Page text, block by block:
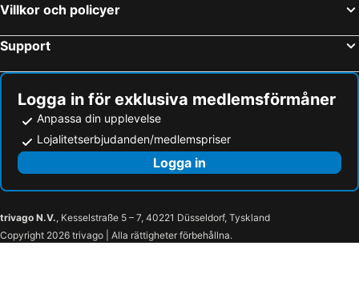
Villkor och policyer
Support
Logga in för exklusiva medlemsförmåner
Anpassa din upplevelse
Lojalitetserbjudanden/medlemspriser
Logga in
trivago N.V., Kesselstraße 5 – 7, 40221 Düsseldorf, Tyskland
Copyright 2026 trivago | Alla rättigheter förbehållna.